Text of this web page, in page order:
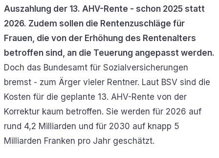
Auszahlung der 13. AHV-Rente - schon 2025 statt
2026. Zudem sollen die Rentenzuschläge für
Frauen, die von der Erhöhung des Rentenalters
betroffen sind, an die Teuerung angepasst werden.
Doch das Bundesamt für Sozialversicherungen
bremst - zum Ärger vieler Rentner. Laut BSV sind die
Kosten für die geplante 13. AHV-Rente von der
Korrektur kaum betroffen. Sie werden für 2026 auf
rund 4,2 Milliarden und für 2030 auf knapp 5
Milliarden Franken pro Jahr geschätzt.